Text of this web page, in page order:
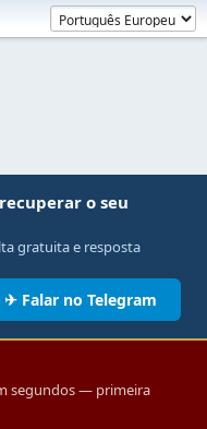
o seu
gratuita e resposta
✈ Falar no Telegram
segundos — primeira